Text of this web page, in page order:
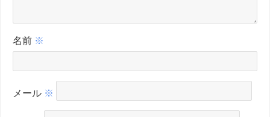
名前 ※
メール ※